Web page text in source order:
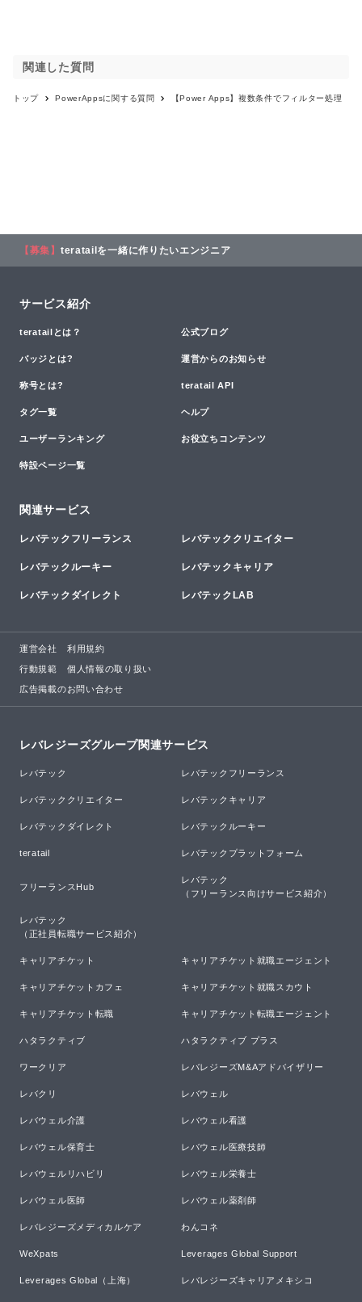
関連した質問
トップ PowerAppsに関する質問 【Power Apps】複数条件でフィルター処理
【募集】 teratailを一緒に作りたいエンジニア
サービス紹介
teratailとは？ 公式ブログ
バッジとは? 運営からのお知らせ
称号とは? teratail API
タグ一覧 ヘルプ
ユーザーランキング お役立ちコンテンツ
特設ページ一覧
関連サービス
レバテックフリーランス レバテッククリエイター
レバテックルーキー レバテックキャリア
レバテックダイレクト レバテックLAB
運営会社 利用規約
行動規範 個人情報の取り扱い
広告掲載のお問い合わせ
レバレジーズグループ関連サービス
レバテック レバテックフリーランス
レバテッククリエイター レバテックキャリア
レバテックダイレクト レバテックルーキー
teratail レバテックプラットフォーム
フリーランスHub
レバテック
（フリーランス向けサービス紹介）
レバテック
（正社員転職サービス紹介）
キャリアチケット キャリアチケット就職エージェント
キャリアチケットカフェ キャリアチケット就職スカウト
キャリアチケット転職 キャリアチケット転職エージェント
ハタラクティブ ハタラクティブ プラス
ワークリア レバレジーズM&Aアドバイザリー
レバクリ レバウェル
レバウェル介護 レバウェル看護
レバウェル保育士 レバウェル医療技師
レバウェルリハビリ レバウェル栄養士
レバウェル医師 レバウェル薬剤師
レバレジーズメディカルケア わんコネ
WeXpats Leverages Global Support
Leverages Global（上海） レバレジーズキャリアメキシコ